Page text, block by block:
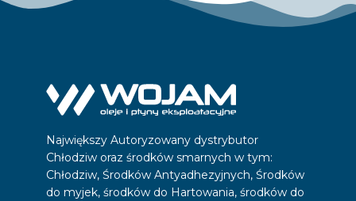
Największy Autoryzowany dystrybutor
Chłodziw oraz środków smarnych w tym:
Chłodziw, Środków Antyadhezyjnych, Środków
do myjek, środków do Hartowania, środków do